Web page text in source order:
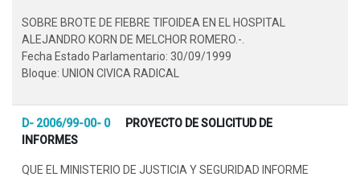
SOBRE BROTE DE FIEBRE TIFOIDEA EN EL HOSPITAL
ALEJANDRO KORN DE MELCHOR ROMERO.-.
Fecha Estado Parlamentario: 30/09/1999
Bloque: UNION CIVICA RADICAL
D- 2006/99-00- 0
PROYECTO DE SOLICITUD DE
INFORMES
QUE EL MINISTERIO DE JUSTICIA Y SEGURIDAD INFORME